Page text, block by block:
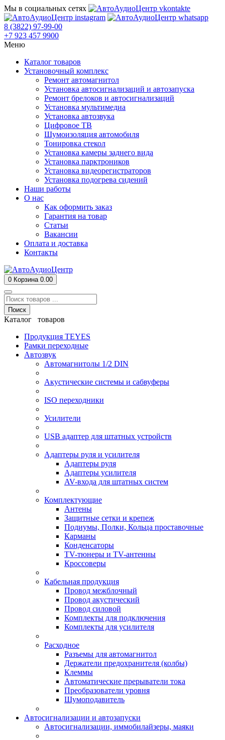
Мы в социальных сетях
8 (3822) 97-99-00
+7 923 457 9900
Меню
Каталог товаров
Установочный комплекс
Ремонт автомагнитол
Установка автосигнализаций и автозапуска
Ремонт брелоков и автосигнализаций
Установка мультимедиа
Установка автозвука
Цифровое ТВ
Шумоизоляция автомобиля
Тонировка стекол
Установка камеры заднего вида
Установка парктроников
Установка видеорегистраторов
Установка подогрева сидений
Наши работы
О нас
Как оформить заказ
Гарантия на товар
Статьи
Вакансии
Оплата и доставка
Контакты
0 Корзина 0.00
Поиск
Каталог товаров
Продукция TEYES
Рамки переходные
Автозвук
Автомагнитолы 1/2 DIN
Акустические системы и сабвуферы
ISO переходники
Усилители
USB адаптер для штатных устройств
Адаптеры руля и усилителя
Адаптеры руля
Адаптеры усилителя
AV-входа для штатных систем
Комплектующие
Антены
Защитные сетки и крепеж
Подиумы, Полки, Кольца проставочные
Карманы
Конденсаторы
TV-тюнеры и TV-антенны
Кроссоверы
Кабельная продукция
Провод межблочный
Провод акустический
Провод силовой
Комплекты для подключения
Комплекты для усилителя
Расходное
Разъемы для автомагнитол
Держатели предохранителя (колбы)
Клеммы
Автоматические прерыватели тока
Преобразователи уровня
Шумоподавитель
Автосигнализации и автозапуски
Автосигнализации, иммобилайзеры, маяки